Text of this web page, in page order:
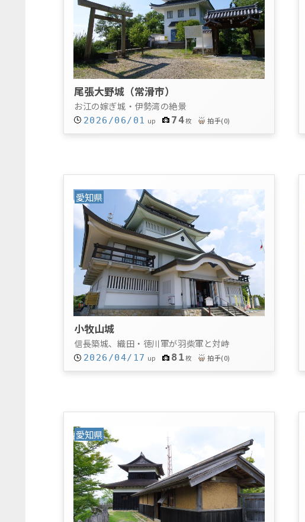
尾張大野城（常滑市）
お江の嫁ぎ城・伊勢湾の絶景
2026/06/01 up 74枚 拍手(0)
愛知県
小牧山城
信長築城、織田・徳川軍が羽柴軍と対峙
2026/04/17 up 81枚 拍手(0)
愛知県